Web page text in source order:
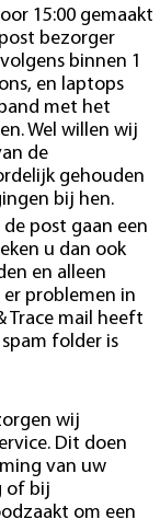
15:00 gemaakt
bezorger
binnen 1
en laptops
met het
Wel willen wij
de
gehouden
bij hen.
post gaan een
u dan ook
en alleen
problemen in
Trace mail heeft
folder is
wij
Dit doen
van uw
of bij
om een